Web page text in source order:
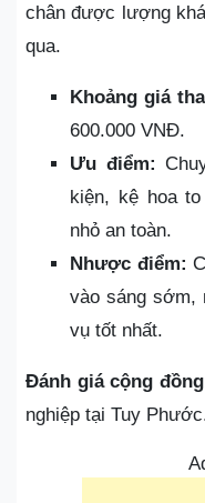
chân được lượng
qua.
Khoảng giá
600.000 VNĐ.
Ưu điểm:
kiện, kệ hoa
nhỏ an toàn.
Nhược điểm:
vào sáng sớm,
vụ tốt nhất.
Đánh giá cộng
nghiệp tại Tuy